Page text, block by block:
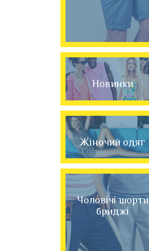
Новинки
Жіночий одяг
Чоловічі шорти
бриджі